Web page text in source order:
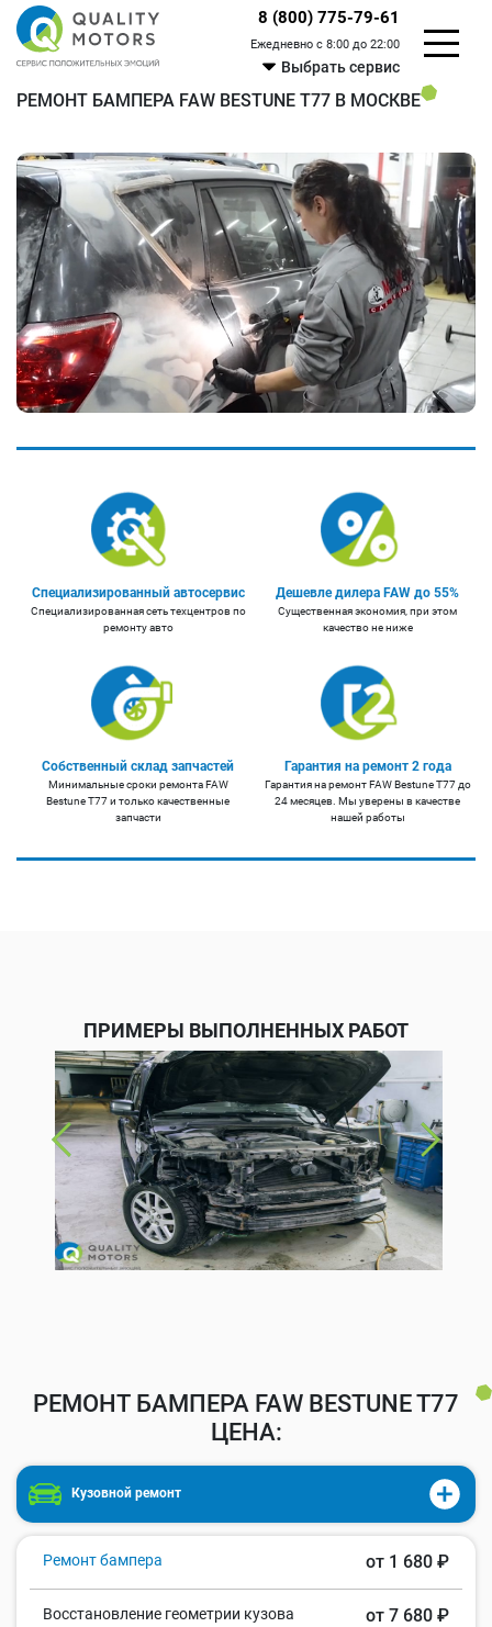
8 (800) 775-79-61
Ежедневно с 8:00 до 22:00
Выбрать сервис
РЕМОНТ БАМПЕРА FAW BESTUNE T77 В МОСКВЕ
Специализированный автосервис
Специализированная сеть техцентров по
ремонту авто
Дешевле дилера FAW до 55%
Существенная экономия, при этом
качество не ниже
Собственный склад запчастей
Минимальные сроки ремонта FAW
Bestune T77 и только качественные
запчасти
Гарантия на ремонт 2 года
Гарантия на ремонт FAW Bestune T77 до
24 месяцев. Мы уверены в качестве
нашей работы
ПРИМЕРЫ ВЫПОЛНЕННЫХ РАБОТ
РЕМОНТ БАМПЕРА FAW BESTUNE T77
ЦЕНА:
Кузовной ремонт
Ремонт бампера от 1 680 ₽
Восстановление геометрии кузова от 7 680 ₽